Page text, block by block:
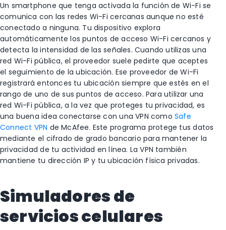
Un smartphone que tenga activada la función de Wi-Fi se
comunica con las redes Wi-Fi cercanas aunque no esté
conectado a ninguna. Tu dispositivo explora
automáticamente los puntos de acceso Wi-Fi cercanos y
detecta la intensidad de las señales. Cuando utilizas una
red Wi-Fi pública, el proveedor suele pedirte que aceptes
el seguimiento de la ubicación. Ese proveedor de Wi-Fi
registrará entonces tu ubicación siempre que estés en el
rango de uno de sus puntos de acceso. Para utilizar una
red Wi-Fi pública, a la vez que proteges tu privacidad, es
una buena idea conectarse con una VPN comoSafe
Connect VPN de McAfee. Este programa protege tus datos
mediante el cifrado de grado bancario para mantener la
privacidad de tu actividad en línea. La VPN también
mantiene tu dirección IP y tu ubicación física privadas.
Simuladores de
servicios celulares